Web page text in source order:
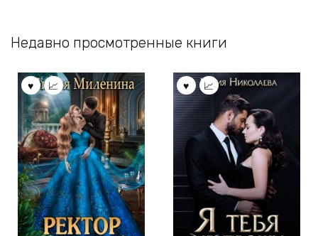
Недавно просмотренные книги